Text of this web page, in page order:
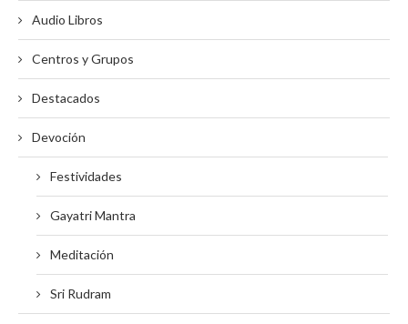
Audio Libros
Centros y Grupos
Destacados
Devoción
Festividades
Gayatri Mantra
Meditación
Sri Rudram